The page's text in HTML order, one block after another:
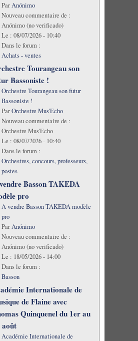
ParAnónimo
Nouveau commentaire de :
Anónimo (no verificado)
Le : 08/07/2026 - 10:40
Dans le forum :
Achats - ventes
Tourangeau son
Bassoniste !
Orchestre Tourangeau son futur
Bassoniste !
ParOrchestre Mus'Echo
Nouveau commentaire de :
Orchestre Mus'Echo
Le : 08/07/2026 - 10:40
Dans le forum :
Orchestres, concours, professeurs,
postes
Basson TAKEDA
pro
A vendre Basson TAKEDA modèle
pro
ParAnónimo
Nouveau commentaire de :
Anónimo (no verificado)
Le : 18/05/2026 - 14:00
Dans le forum :
Basson
Internationale de
de Flaine avec
Quinquenel du 1er au
août
Académie Internationale de